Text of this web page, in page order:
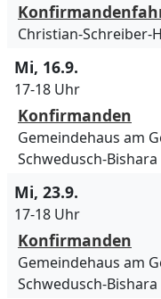
Christian-Schreiber-
Mi, 16.9.
17-18 Uhr
Konfirmanden
Gemeindehaus am
Schwedusch-Bishara
Mi, 23.9.
17-18 Uhr
Konfirmanden
Gemeindehaus am
Schwedusch-Bishara